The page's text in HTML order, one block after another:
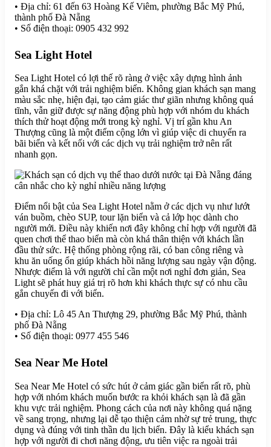
• Địa chỉ: 61 đến 63 Hoàng Kế Viêm, phường Bắc Mỹ Phú,
thành phố Đà Nẵng
• Số điện thoại: 0905 432 992
Sea Light Hotel
Sea Light Hotel có lợi thế rõ ràng ở việc xây dựng hình ảnh
gắn khá chặt với trải nghiệm biển. Không gian khách sạn mang
màu sắc nhẹ, hiện đại, tạo cảm giác thư giãn nhưng không quá
tĩnh, vẫn giữ được sự năng động phù hợp với nhóm du khách
thích thử hoạt động mới trong kỳ nghỉ. Vị trí gần khu An
Thượng cũng là một điểm cộng lớn vì giúp việc di chuyển ra
bãi biển và kết nối với các dịch vụ trải nghiệm trở nên rất
nhanh gọn.
Điểm nổi bật của Sea Light Hotel nằm ở các dịch vụ như lướt
ván buồm, chèo SUP, tour lặn biển và cả lớp học dành cho
người mới. Điều này khiến nơi đây không chỉ hợp với người đã
quen chơi thể thao biển mà còn khá thân thiện với khách lần
đầu thử sức. Hệ thống phòng rộng rãi, có ban công riêng và
khu ăn uống ổn giúp khách hồi năng lượng sau ngày vận động.
Nhược điểm là với người chỉ cần một nơi nghỉ đơn giản, Sea
Light sẽ phát huy giá trị rõ hơn khi khách thực sự có nhu cầu
gắn chuyến đi với biển.
• Địa chỉ: Lô 45 An Thượng 29, phường Bắc Mỹ Phú, thành
phố Đà Nẵng
• Số điện thoại: 0977 455 546
Sea Near Me Hotel
Sea Near Me Hotel có sức hút ở cảm giác gần biển rất rõ, phù
hợp với nhóm khách muốn bước ra khỏi khách sạn là đã gần
khu vực trải nghiệm. Phong cách của nơi này không quá nặng
về sang trọng, nhưng lại dễ tạo thiện cảm nhờ sự trẻ trung, thực
dụng và đúng với tinh thần du lịch biển. Đây là kiểu khách sạn
hợp với người đi chơi năng động, ưu tiên việc ra ngoài trải